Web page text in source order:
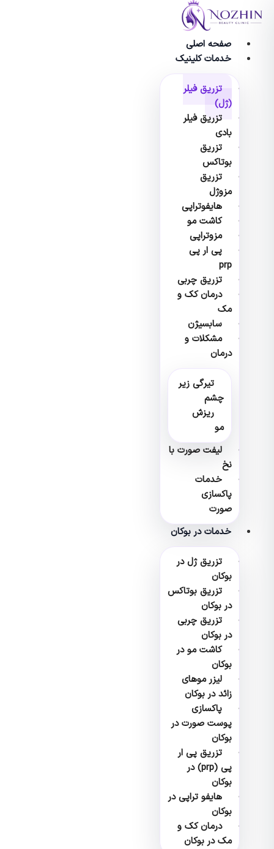
صفحه اصلی
خدمات کلینیک
تزریق فیلر
(ژل)
تزریق فیلر
بادی
تزریق
بوتاکس
تزریق
مزوژل
هایفوتراپی
کاشت مو
مزوتراپی
پی ار پی
تزریق چربی
درمان کک و
مک
سابسیژن
مشکلات و
درمان
تیرگی زیر
چشم
ریزش
لیفت صورت با
خدمات
پاکسازی
صورت
خدمات در بوکان
تزریق ژل در
بوکان
تزریق بوتاکس
در بوکان
تزریق چربی
در بوکان
کاشت مو در
بوکان
لیزر موهای
زائد در بوکان
پاکسازی
پوست صورت در
بوکان
تزریق پی ار
پی (prp) در
بوکان
هایفو تراپی در
بوکان
درمان کک و
مک در بوکان